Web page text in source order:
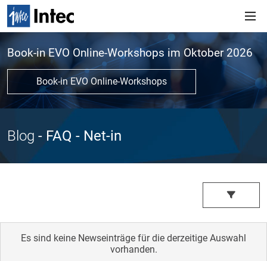
Book-in EVO Online-Workshops im Oktober 2026
Book-in EVO Online-Workshops
Blog - FAQ - Net-in
Es sind keine Newseinträge für die derzeitige Auswahl
vorhanden.